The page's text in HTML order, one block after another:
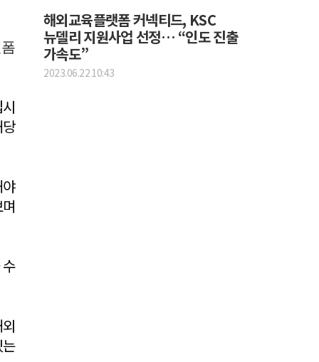
해외교육플랫폼 커넥티드, KSC
뉴델리 지원사업 선정… “인도 진출
가속도”
2023.06.22 10:43